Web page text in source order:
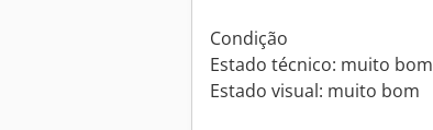
Condição
Estado técnico: muito bom
Estado visual: muito bom